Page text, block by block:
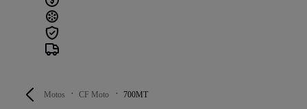
Motos CF Moto 700MT